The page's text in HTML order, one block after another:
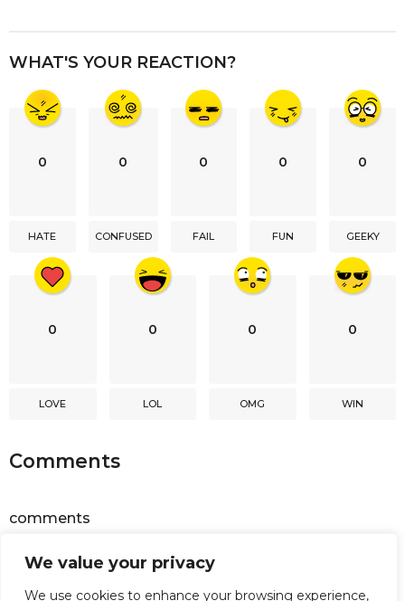
We value your privacy
We use cookies to enhance your browsing experience,
P
WHAT'S YOUR REACTION?
0
HATE
0
CONFUSED
0
FAIL
0
FUN
0
GEEKY
0
LOVE
0
LOL
0
OMG
0
WIN
Comments
comments
Facebook Comments